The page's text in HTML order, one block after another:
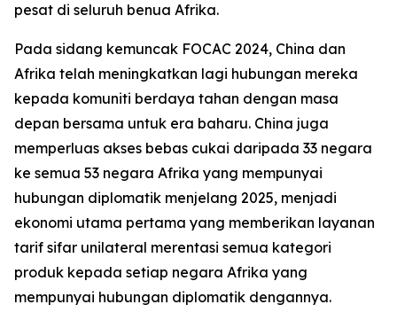
pesat di seluruh benua Afrika.
Pada sidang kemuncak FOCAC 2024, China dan
Afrika telah meningkatkan lagi hubungan mereka
kepada komuniti berdaya tahan dengan masa
depan bersama untuk era baharu. China juga
memperluas akses bebas cukai daripada 33 negara
ke semua 53 negara Afrika yang mempunyai
hubungan diplomatik menjelang 2025, menjadi
ekonomi utama pertama yang memberikan layanan
tarif sifar unilateral merentasi semua kategori
produk kepada setiap negara Afrika yang
mempunyai hubungan diplomatik dengannya.